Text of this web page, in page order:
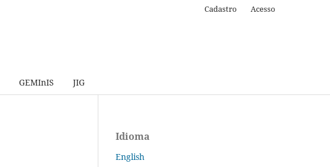
GEMInIS JIG
Cadastro Acesso
Idioma
English